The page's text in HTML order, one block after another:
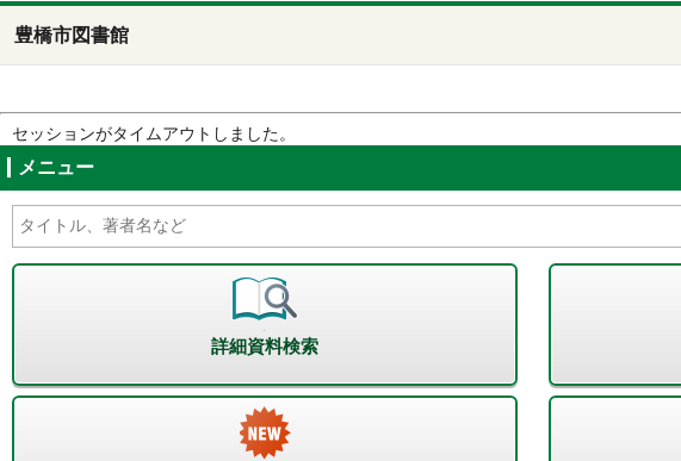
豊橋市図書館
セッションがタイムアウトしました。
メニュー
詳細資料検索